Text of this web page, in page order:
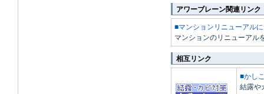
アワーブレーン関連リンク
■マンションリニューアル
マンションのリニューアル
相互リンク
■かし
結露や